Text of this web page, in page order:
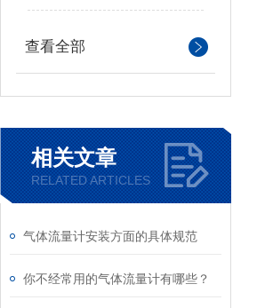
查看全部
相关文章
RELATED ARTICLES
气体流量计安装方面的具体规范
你不经常用的气体流量计有哪些？